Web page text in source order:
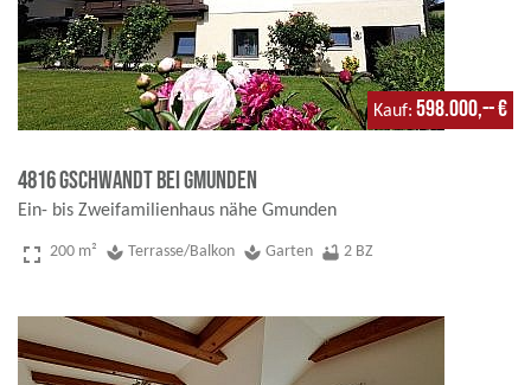
Kauf 598.000,-- €
4816 Gschwandt bei Gmunden
Ein- bis Zweifamilienhaus nähe Gmunden
fullscreen 200 m² spa Terrasse/Balkon spa Garten bathtub 2 BZ